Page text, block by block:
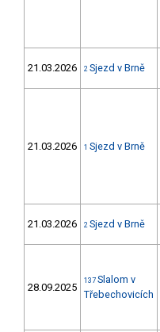
21.03.2026 2 Sjezd v Brně
21.03.2026 1 Sjezd v Brně
21.03.2026 2 Sjezd v Brně
28.09.2025
137 Slalom v
Třebechovicích